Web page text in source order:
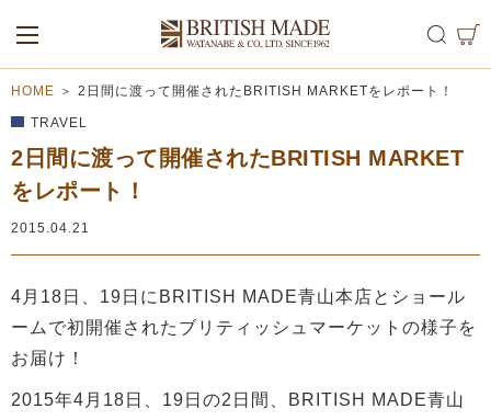
ALL MEN
WOMEN
HOME ＞ 2日間に渡って開催されたBRITISH MARKETをレポート！
TRAVEL
2日間に渡って開催されたBRITISH MARKET
をレポート！
2015.04.21
4月18日、19日にBRITISH MADE青山本店とショール
ームで初開催されたブリティッシュマーケットの様子を
お届け！
2015年4月18日、19日の2日間、BRITISH MADE青山